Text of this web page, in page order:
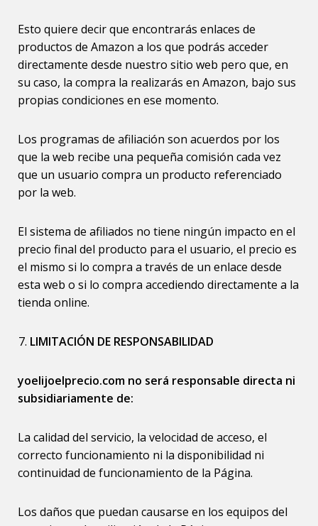
Esto quiere decir que encontrarás enlaces de
productos de Amazon a los que podrás acceder
directamente desde nuestro sitio web pero que, en
su caso, la compra la realizarás en Amazon, bajo sus
propias condiciones en ese momento.
Los programas de afiliación son acuerdos por los
que la web recibe una pequeña comisión cada vez
que un usuario compra un producto referenciado
por la web.
El sistema de afiliados no tiene ningún impacto en el
precio final del producto para el usuario, el precio es
el mismo si lo compra a través de un enlace desde
esta web o si lo compra accediendo directamente a la
tienda online.
LIMITACIÓN DE RESPONSABILIDAD
yoelijoelprecio.com no será responsable directa ni
subsidiariamente de:
La calidad del servicio, la velocidad de acceso, el
correcto funcionamiento ni la disponibilidad ni
continuidad de funcionamiento de la Página.
Los daños que puedan causarse en los equipos del